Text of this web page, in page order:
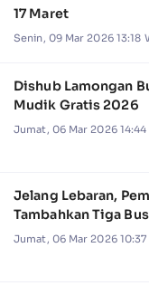
17 Maret
Senin, 09 Mar 2026 13:18
Dishub Lamongan
Mudik Gratis 2026
Jumat, 06 Mar 2026 14:44
Jelang Lebaran,
Tambahkan Tiga
Jumat, 06 Mar 2026 10:37